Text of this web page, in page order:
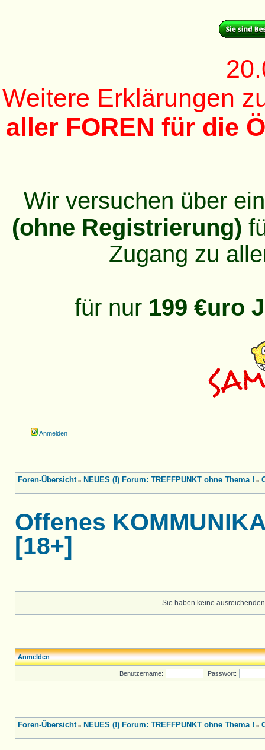
Weitere Erklärungen
aller FOREN für die
Wir versuchen über
(ohne Registrierung)
Zugang zu
für nur 199 €uro
Anmelden
Foren-Übersicht» NEUES (!) Forum: TREFFPUNKT ohne Thema ! »
Offenes
[18+]
Sie haben keine
Anmelden
Benutzername: Passwort:
Foren-Übersicht» NEUES (!) Forum: TREFFPUNKT ohne Thema ! »